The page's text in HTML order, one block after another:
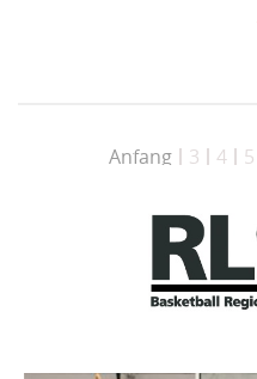
Anfang 3 4 5